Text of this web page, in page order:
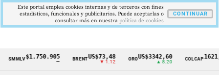
Cintillo
$1.750.905 BRENT US$73,48
▼ 1.12
ORO US$3342,60 COLCAP1621,34
Este portal emplea cookies internas y de terceros con fines
estadísticos, funcionales y publicitarios. Puede aceptarlas o
consultar más en nuestra politica de cookies
CONTINUAR